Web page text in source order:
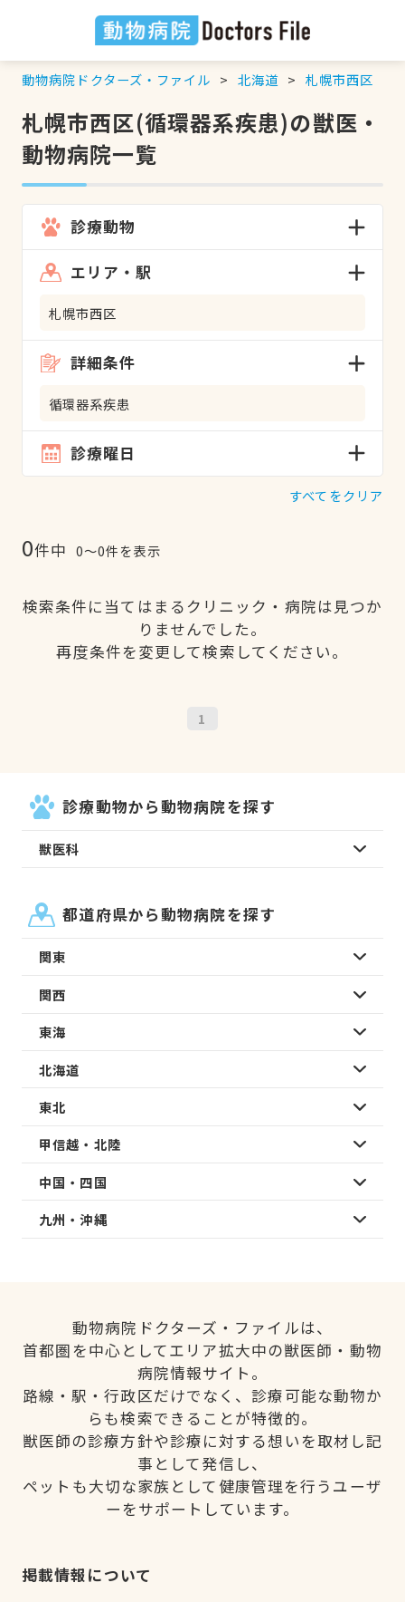
動物病院ドクターズ・ファイル 北海道 札幌市西区
札幌市西区(循環器系疾患)の獣医・
動物病院一覧
診療動物
エリア・駅
札幌市西区
詳細条件
循環器系疾患
診療曜日
すべてをクリア
0件中 0〜0件を表示
検索条件に当てはまるクリニック・病院は見つか
りませんでした。
再度条件を変更して検索してください。
1
診療動物から動物病院を探す
獣医科
都道府県から動物病院を探す
関東
関西
東海
北海道
東北
甲信越・北陸
中国・四国
九州・沖縄
動物病院ドクターズ・ファイルは、
首都圏を中心としてエリア拡大中の獣医師・動物
病院情報サイト。
路線・駅・行政区だけでなく、診療可能な動物か
らも検索できることが特徴的。
獣医師の診療方針や診療に対する想いを取材し記
事として発信し、
ペットも大切な家族として健康管理を行うユーザ
ーをサポートしています。
掲載情報について